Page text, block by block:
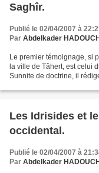
Saghîr.
Publié le 02/04/2007 à
Par Abdelkader
Le premier témoignage, si
la ville de Tâhert, est celui
Sunnite de doctrine, il
Les Idrisides et
occidental.
Publié le 02/04/2007 à
Par Abdelkader